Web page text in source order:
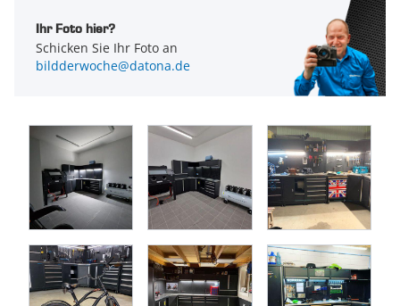
Die Premium-Werkstatteinrichtung ist höhenverstellbar und
hat eine maximale Höhe von 200–205 cm. Die Arbeitshöhe
der Werkbank lässt sich von 95–100 cm einstellen.
mittelsWerkzeughakenundWerkzeughalterungenkleineres
Werkzeug aufzuhängen. So haben Sie die meist benötigten
Utensilien immer zur Hand. DieLED-Lampenversorgen Ihren
Arbeitsplatz mit ausreichend Licht.
Für extra Stauraum ist diese schöne Werkstatteinrichtung mit
Gasfederung nach oben hin zu öffnen sind. Daneben
befindet sich ein offener Eckschrank mit einem Regal. Hier
können Sie zum Beispiel Utensilien aufbewahren, die nicht
Ihr Foto hier?
Schicken Sie Ihr Foto an
bildderwoche@datona.de